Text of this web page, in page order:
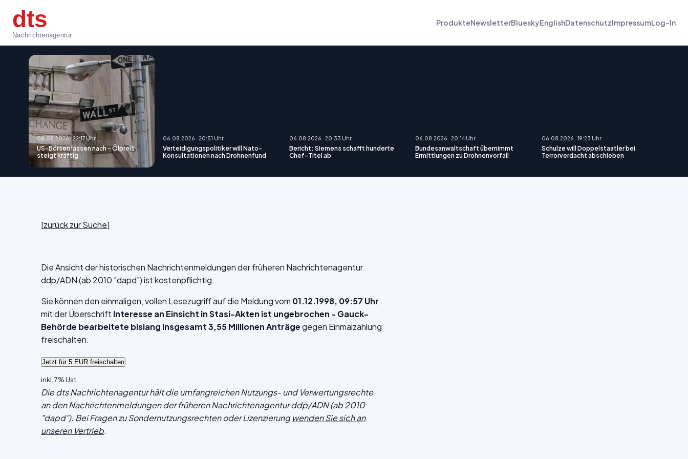
dts
Nachrichtenagentur
ProdukteNewsletterBlueskyEnglishDatenschutzImpressumLog-In
06.08.2026 · 22:17 Uhr
US-Börsen lassen nach - Ölpreis
steigt kräftig
06.08.2026 · 20:51 Uhr
Verteidigungspolitiker will Nato-
Konsultationen nach Drohnenfund
06.08.2026 · 20:33 Uhr
Bericht: Siemens schafft hunderte
Chef-Titel ab
06.08.2026 · 20:14 Uhr
Bundesanwaltschaft übernimmt
Ermittlungen zu Drohnenvorfall
06.08.2026 · 19:23 Uhr
Schulze will Doppelstaatler bei
Terrorverdacht abschieben
[zurück zur Suche]
Die Ansicht der historischen Nachrichtenmeldungen der früheren Nachrichtenagentur
ddp/ADN (ab 2010 "dapd") ist kostenpflichtig.
Sie können den einmaligen, vollen Lesezugriff auf die Meldung vom 01.12.1998, 09:57 Uhr
mit der Überschrift Interesse an Einsicht in Stasi-Akten ist ungebrochen - Gauck-
Behörde bearbeitete bislang insgesamt 3,55 Millionen Anträgegegen Einmalzahlung
freischalten.
inkl. 7% Ust.
Die dts Nachrichtenagentur hält die umfangreichen Nutzungs- und Verwertungsrechte
an den Nachrichtenmeldungen der früheren Nachrichtenagentur ddp/ADN (ab 2010
"dapd"). Bei Fragen zu Sondernutzungsrechten oder Lizenzierungwenden Sie sich an
unseren Vertrieb.